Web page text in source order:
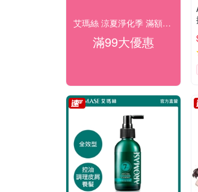
艾瑪絲 涼夏淨化季 滿額好禮三重送
滿99大優惠